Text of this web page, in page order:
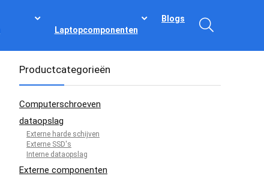
Laptopcomponenten
Blogs
Productcategorieën
Computerschroeven
dataopslag
Externe harde schijven
Externe SSD's
Interne dataopslag
Externe componenten